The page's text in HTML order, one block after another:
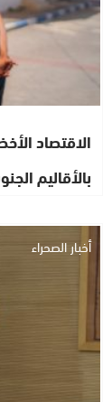
الاقتصاد
بالأقاليم
أخبار الصحراء